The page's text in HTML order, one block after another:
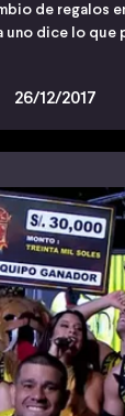
de regalos
uno dice lo que
26/12/2017